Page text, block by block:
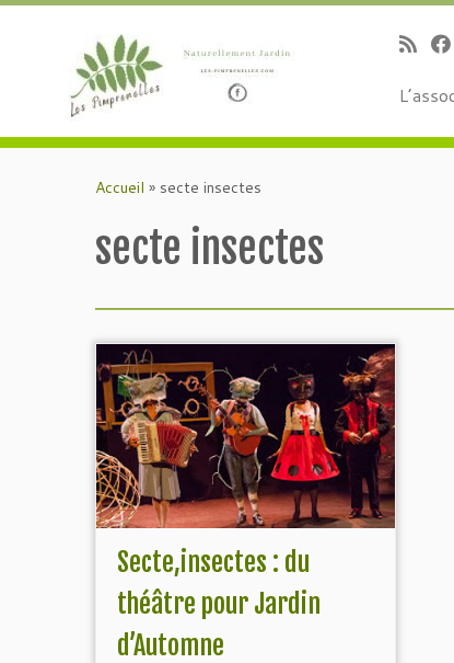
Accueil » secte insectes
secte insectes
Secte,insectes : du
théâtre pour Jardin
d’Automne